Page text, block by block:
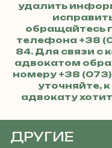
удалить
обращайтесь
телефона +38
84. Для связи с
адвокатом
номеру +38
уточняйте,
адвокату
ДРУГИЕ